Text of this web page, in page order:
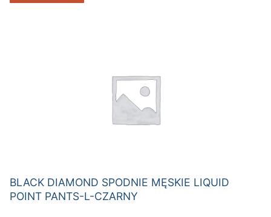
BLACK DIAMOND SPODNIE MĘSKIE LIQUID
POINT PANTS-L-CZARNY